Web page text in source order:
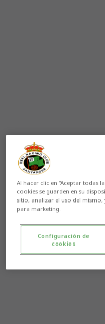
Al hacer clic en “Aceptar todas
cookies se guarden en su
sitio, analizar el uso del
para marketing.
Configuración de
cookies